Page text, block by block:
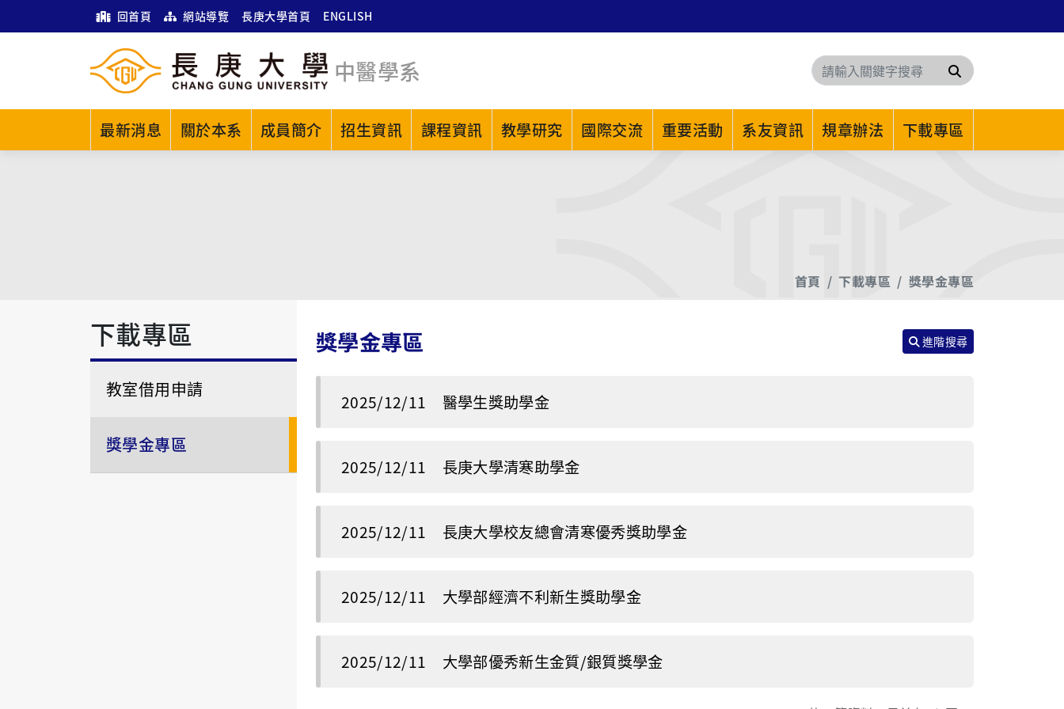
回首頁 網站導覽 長庚大學首頁 ENGLISH
中醫學系 搜尋
最新消息 關於本系 成員簡介 招生資訊 課程資訊 教學研究 國際交流 重要活動 系友資訊 規章辦法 下載專區
首頁 下載專區 獎學金專區
下載專區
教室借用申請
獎學金專區
獎學金專區 進階搜尋
2025/12/11 醫學生獎助學金
2025/12/11 長庚大學清寒助學金
2025/12/11 長庚大學校友總會清寒優秀獎助學金
2025/12/11 大學部經濟不利新生獎助學金
2025/12/11 大學部優秀新生金質/銀質獎學金